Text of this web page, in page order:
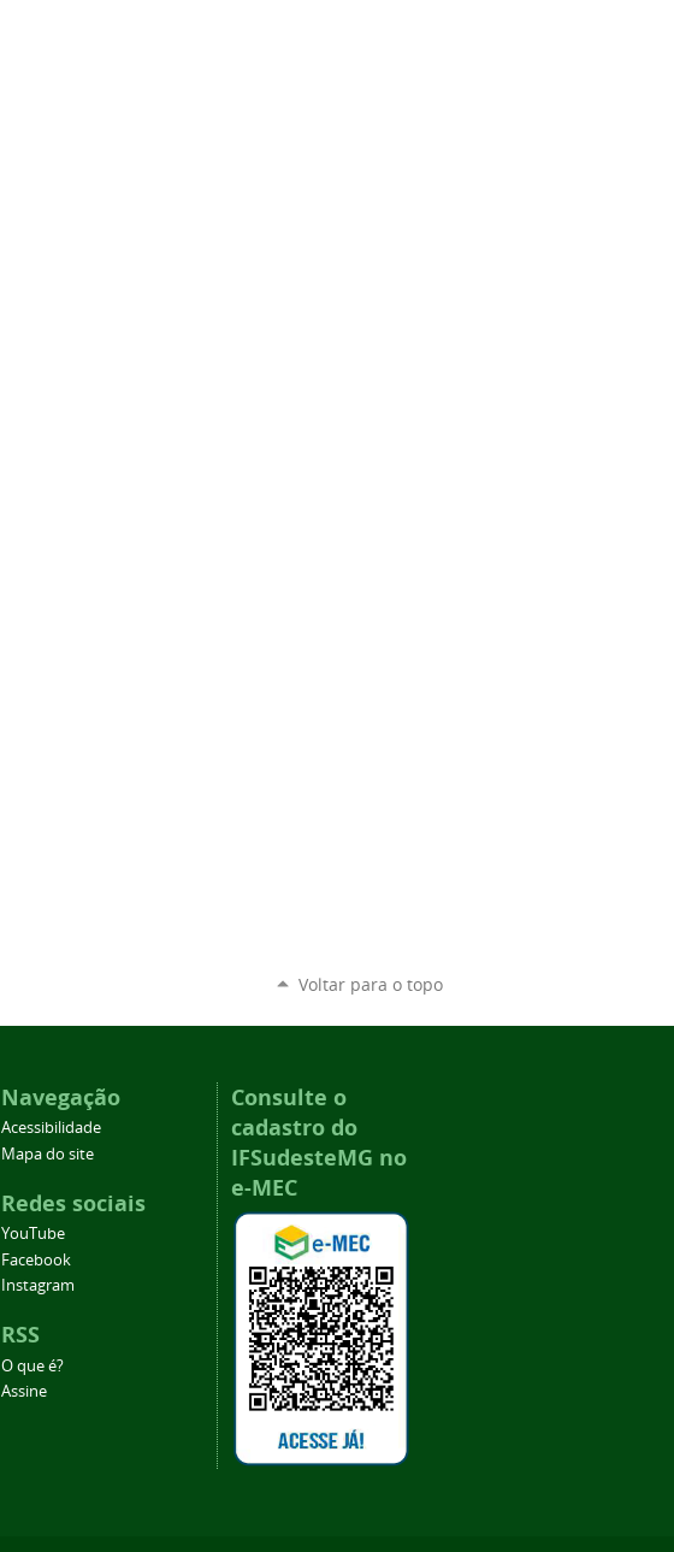
Voltar para o topo
Navegação
Acessibilidade
Mapa do site
Redes sociais
YouTube
Facebook
Instagram
RSS
O que é?
Assine
Consulte o
cadastro do
IFSudesteMG no
e-MEC